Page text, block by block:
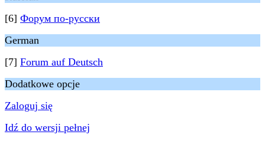
[6] Форум по-русски
German
[7] Forum auf Deutsch
Dodatkowe opcje
Zaloguj się
Idź do wersji pełnej